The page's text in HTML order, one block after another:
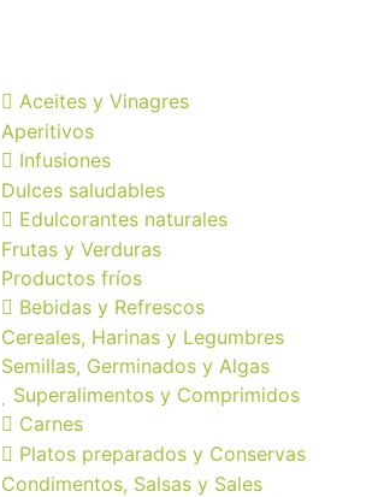
Aceites y Vinagres
Aperitivos
Infusiones
Dulces saludables
Edulcorantes naturales
Frutas y Verduras
Productos fríos
Bebidas y Refrescos
Cereales, Harinas y Legumbres
Semillas, Germinados y Algas
Superalimentos y Comprimidos
Carnes
Platos preparados y Conservas
Condimentos, Salsas y Sales